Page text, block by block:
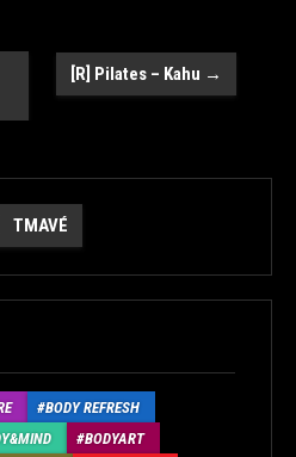
[R] Pilates – Kahu →
TMAVÉ
BODY REFRESH
BODYART